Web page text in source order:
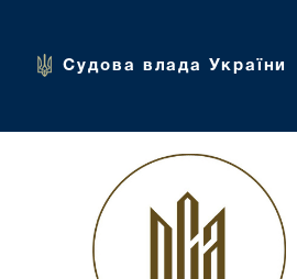
Судова влада України